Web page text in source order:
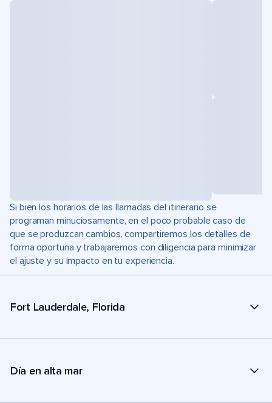
Si bien los horarios de las llamadas del itinerario se
programan minuciosamente, en el poco probable caso de
que se produzcan cambios, compartiremos los detalles de
forma oportuna y trabajaremos con diligencia para minimizar
el ajuste y su impacto en tu experiencia.
Fort Lauderdale, Florida
Día en alta mar